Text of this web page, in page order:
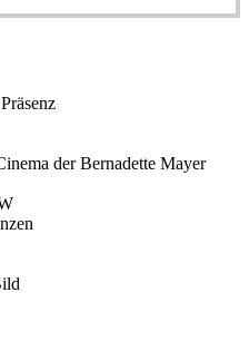
der Bernadette Mayer